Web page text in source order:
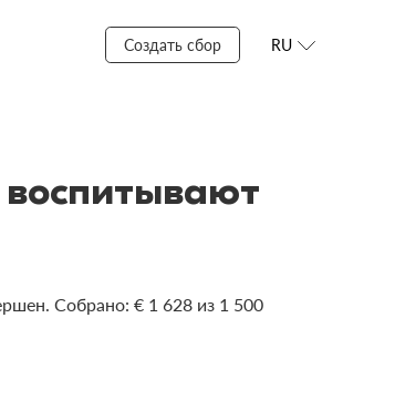
Создать сбор RU
Собрано: € 1 628 из 1 500